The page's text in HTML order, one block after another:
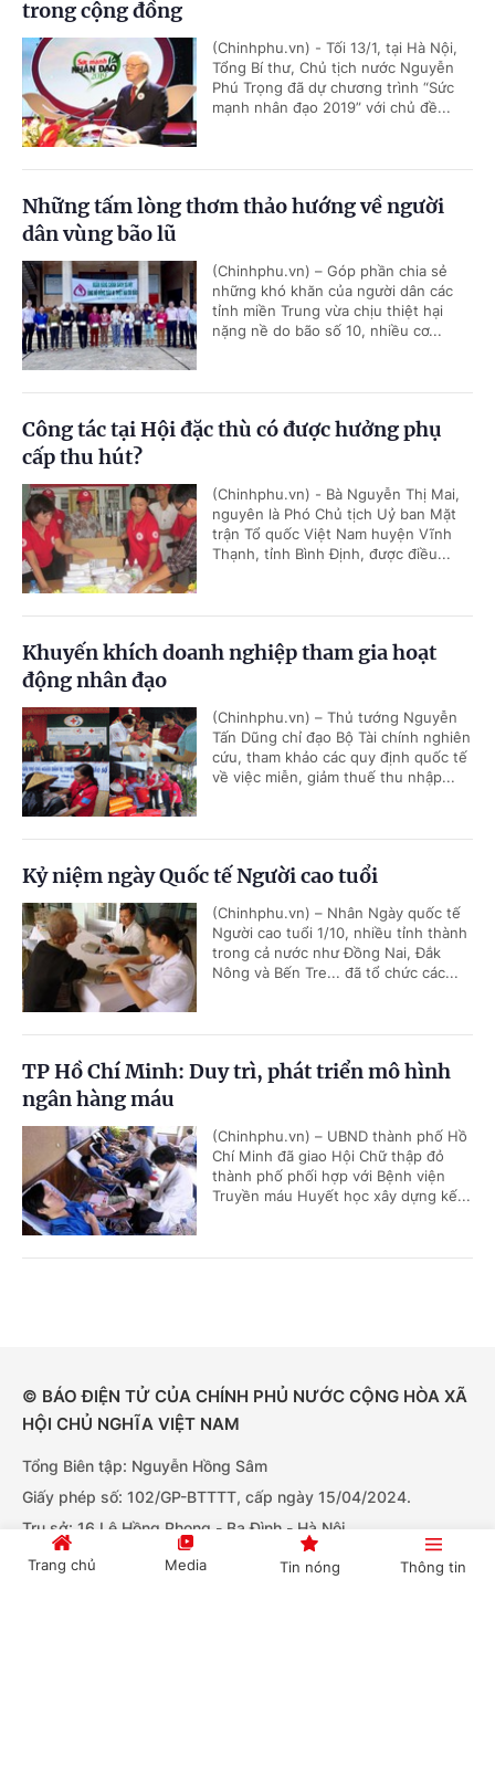
trong cộng đồng
(Chinhphu.vn) - Tối 13/1, tại Hà Nội,
Tổng Bí thư, Chủ tịch nước Nguyễn
Phú Trọng đã dự chương trình “Sức
mạnh nhân đạo 2019” với chủ đề...
Những tấm lòng thơm thảo hướng về người
dân vùng bão lũ
(Chinhphu.vn) – Góp phần chia sẻ
những khó khăn của người dân các
tỉnh miền Trung vừa chịu thiệt hại
nặng nề do bão số 10, nhiều cơ...
Công tác tại Hội đặc thù có được hưởng phụ
cấp thu hút?
(Chinhphu.vn) - Bà Nguyễn Thị Mai,
nguyên là Phó Chủ tịch Uỷ ban Mặt
trận Tổ quốc Việt Nam huyện Vĩnh
Thạnh, tỉnh Bình Định, được điều...
Khuyến khích doanh nghiệp tham gia hoạt
động nhân đạo
(Chinhphu.vn) – Thủ tướng Nguyễn
Tấn Dũng chỉ đạo Bộ Tài chính nghiên
cứu, tham khảo các quy định quốc tế
về việc miễn, giảm thuế thu nhập...
Kỷ niệm ngày Quốc tế Người cao tuổi
(Chinhphu.vn) – Nhân Ngày quốc tế
Người cao tuổi 1/10, nhiều tỉnh thành
trong cả nước như Đồng Nai, Đắk
Nông và Bến Tre... đã tổ chức các...
TP Hồ Chí Minh: Duy trì, phát triển mô hình
ngân hàng máu
(Chinhphu.vn) – UBND thành phố Hồ
Chí Minh đã giao Hội Chữ thập đỏ
thành phố phối hợp với Bệnh viện
Truyền máu Huyết học xây dựng kế...
© BÁO ĐIỆN TỬ CỦA CHÍNH PHỦ NƯỚC CỘNG HÒA XÃ
HỘI CHỦ NGHĨA VIỆT NAM
Tổng Biên tập: Nguyễn Hồng Sâm
Giấy phép số: 102/GP-BTTTT, cấp ngày 15/04/2024.
Trụ sở: 16 Lê Hồng Phong - Ba Đình - Hà Nội.
Điện thoại: Văn phòng: 080.43162; Fax: 080.48924
Trang chủ Media Tin nóng Thông tin